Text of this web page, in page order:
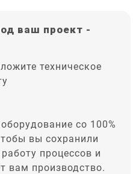
ваш проект -
техническое
со 100%
вы сохранили
процессов и
вам производство.